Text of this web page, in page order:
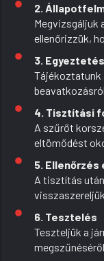
2.
Megvizsgáljuk
ellenőrizzük,
3.
Tájékoztatunk
4. Tisztítási
A szűrőt
eltömődést
5.
A tisztítás
6. Tesztelés
Teszteljük a
megszűnéséről.